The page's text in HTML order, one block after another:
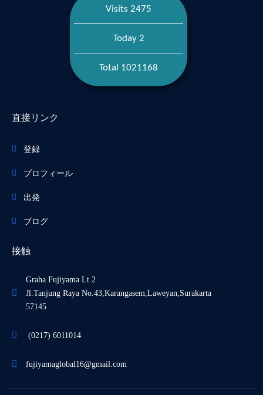
Visits 2475
Today 2
Total 1021168
直接リンク
登録
プロフィール
出発
ブログ
接触
Graha Fujiyama Lt 2
Jl.Tanjung Raya No.43,Karangasem,Laweyan,Surakarta
57145
(0217) 6011014
fujiyamaglobal16@gmail.com